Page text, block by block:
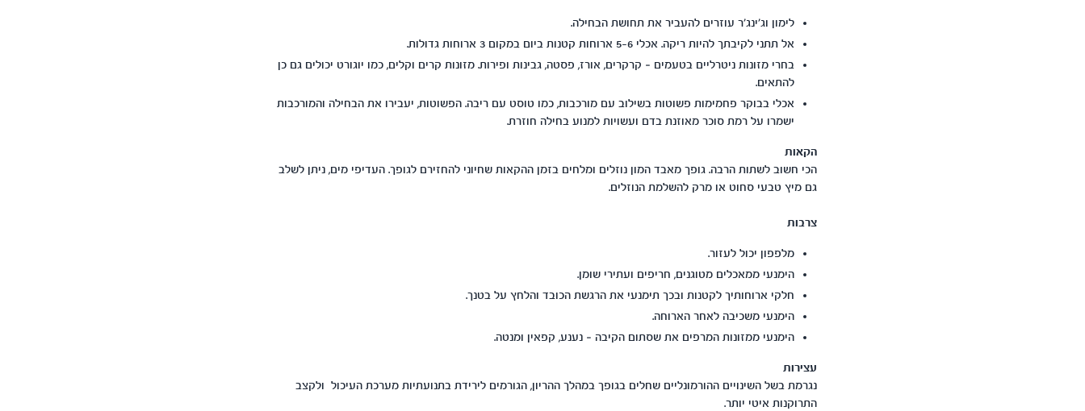
לימון וג'ינג'ר עוזרים להעביר את תחושת הבחילה.
אל תתני לקיבתך להיות ריקה. אכלי 5-6 ארוחות קטנות ביום במקום 3 ארוחות גדולות.
בחרי מזונות ניטרליים בטעמים – קרקרים, אורז, פסטה, גבינות ופירות. מזונות קרים וקלים, כמו יוגורט יכולים גם כן
להתאים.
אכלי בבוקר פחמימות פשוטות בשילוב עם מורכבות, כמו טוסט עם ריבה. הפשוטות, יעבירו את הבחילה והמורכבות
ישמרו על רמת סוכר מאוזנת בדם ועשויות למנוע בחילה חוזרת.
הקאות
הכי חשוב לשתות הרבה. גופך מאבד המון נוזלים ומלחים בזמן ההקאות שחיוני להחזירם לגופך. העדיפי מים, ניתן לשלב
גם מיץ טבעי סחוט או מרק להשלמת הנוזלים.
צרבות
מלפפון יכול לעזור.
הימנעי ממאכלים מטוגנים, חריפים ועתירי שומן.
חלקי ארוחותיך לקטנות ובכך תימנעי את הרגשת הכובד והלחץ על בטנך.
הימנעי משכיבה לאחר הארוחה.
הימנעי ממזונות המרפים את שסתום הקיבה – נענע, קפאין ומנטה.
עצירות
נגרמת בשל השינויים ההורמונליים שחלים בגופך במהלך ההריון, הגורמים לירידת בתנועתיות מערכת העיכול ולקצב
התרוקנות איטי יותר.